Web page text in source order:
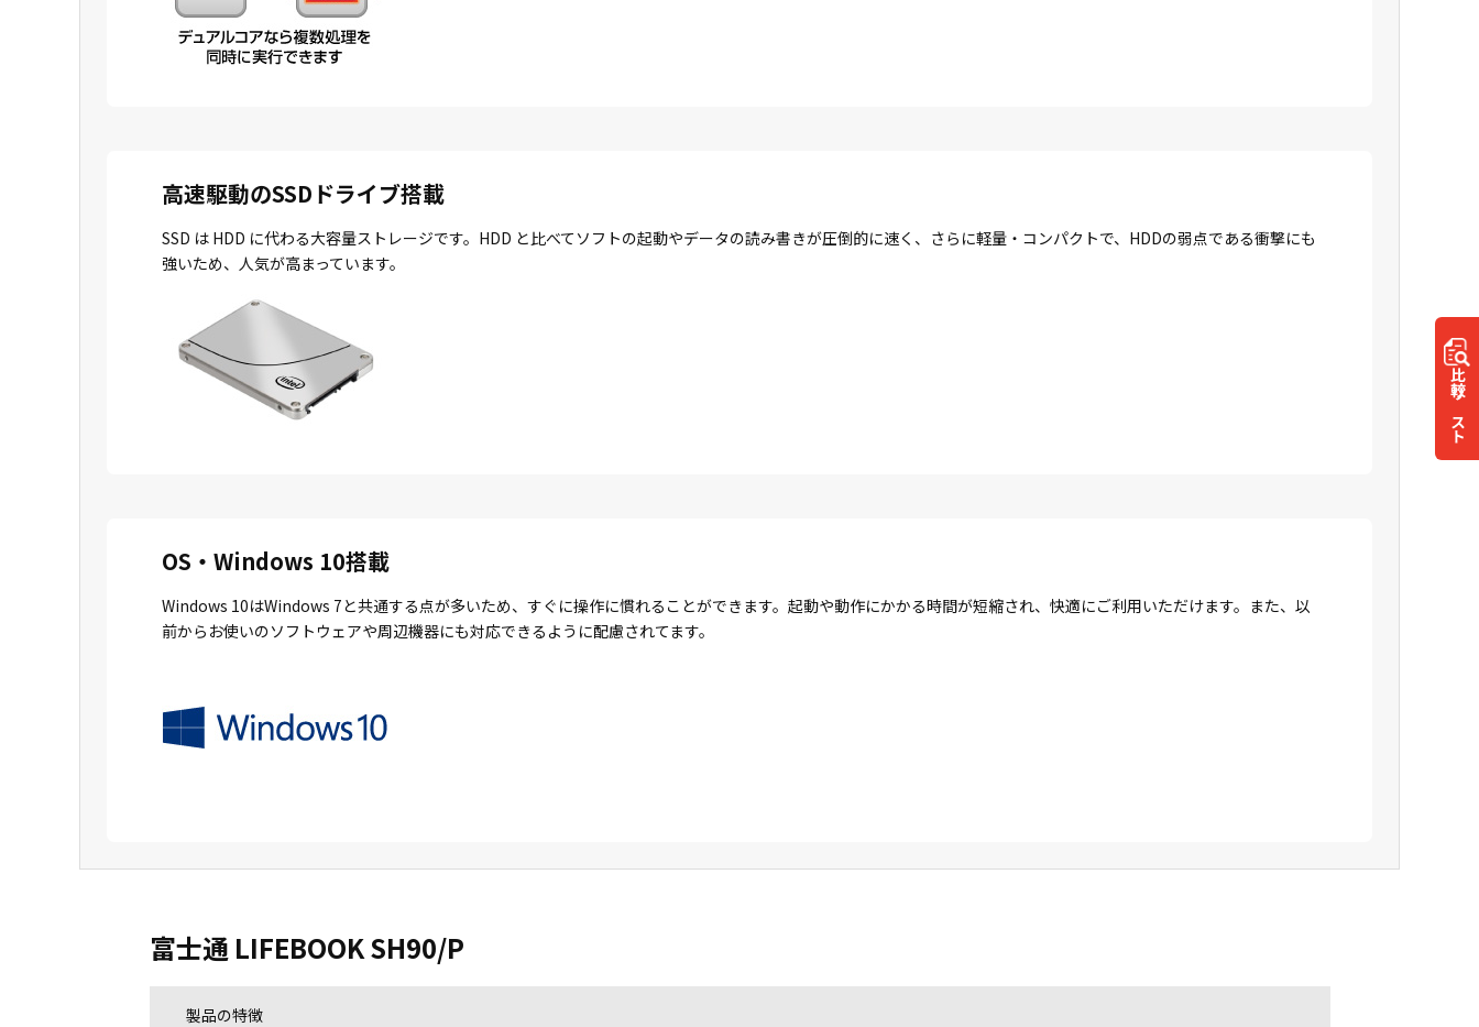
比較
リスト
高速駆動のSSDドライブ搭載
SSD は HDD に代わる大容量ストレージです。HDD と比べてソフトの起動やデータの読み書きが圧倒的に速く、さらに軽量・コンパクトで、HDDの弱点である衝撃にも
強いため、人気が高まっています。
OS・Windows 10搭載
Windows 10はWindows 7と共通する点が多いため、すぐに操作に慣れることができます。起動や動作にかかる時間が短縮され、快適にご利用いただけます。また、以
前からお使いのソフトウェアや周辺機器にも対応できるように配慮されてます。
富士通 LIFEBOOK SH90/P
製品の特徴